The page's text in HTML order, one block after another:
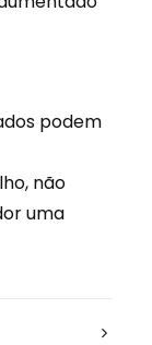
podem
não
uma